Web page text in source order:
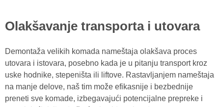
Olakšavanje transporta i utovara
Demontaža velikih komada nameštaja olakšava proces
utovara i istovara, posebno kada je u pitanju transport kroz
uske hodnike, stepeništa ili liftove. Rastavljanjem nameštaja
na manje delove, naš tim može efikasnije i bezbednije
preneti sve komade, izbegavajući potencijalne prepreke i